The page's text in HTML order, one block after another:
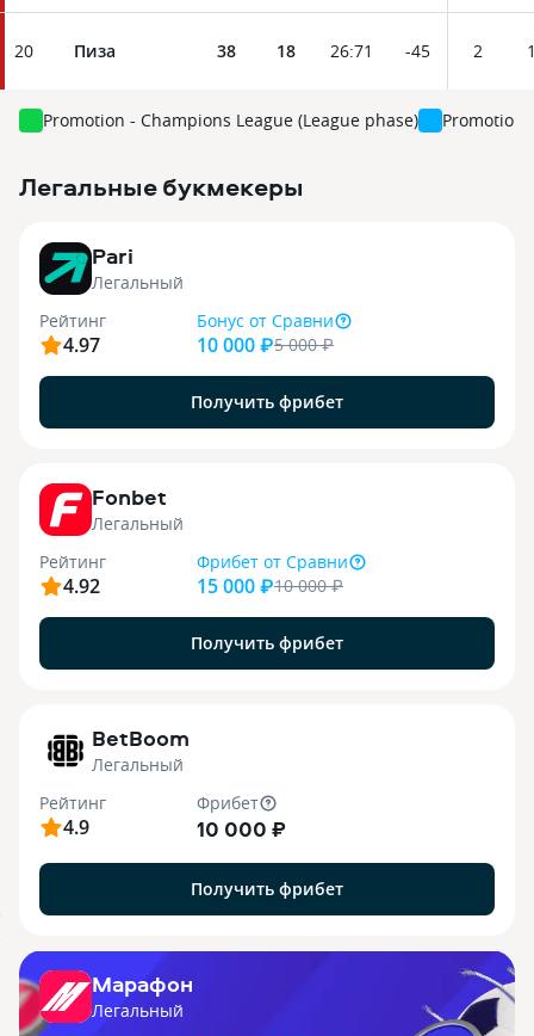
20 Пиза 38 18 26:71 -45 2
Promotion - Champions League (League phase) Promotion
Легальные букмекеры
Pari
Легальный
Рейтинг
4.97
Бонус от Сравни
10 000 ₽5 000₽
Получить фрибет
Fonbet
Легальный
Рейтинг
4.92
Фрибет от Сравни
15 000 ₽10 000₽
Получить фрибет
BetBoom
Легальный
Рейтинг
4.9
Фрибет
10 000 ₽
Получить фрибет
Марафон
Легальный
.